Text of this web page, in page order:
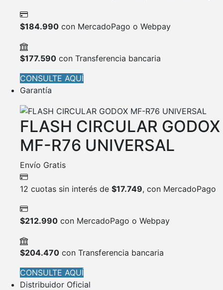
$184.990 con MercadoPago o Webpay
$177.590 con Transferencia bancaria
CONSULTE AQUÍ
Garantía
FLASH CIRCULAR GODOX
MF-R76 UNIVERSAL
Envío Gratis
12 cuotas sin interés de $17.749, con MercadoPago
$212.990 con MercadoPago o Webpay
$204.470 con Transferencia bancaria
CONSULTE AQUÍ
Distribuidor Oficial